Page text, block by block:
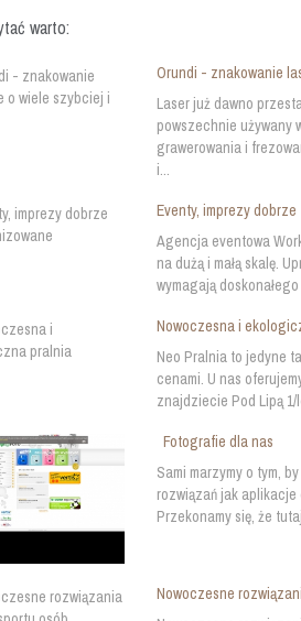
warto:
Orundi - znakowanie
Laser już dawno
powszechnie używany
grawerowania i
i...
Eventy, imprezy
Agencja eventowa
na dużą i małą skalę.
wymagają
Nowoczesna i
Neo Pralnia to jedyne
cenami. U nas
znajdziecie Pod Lipą
Fotografie dla nas
Sami marzymy o tym,
rozwiązań jak
Przekonamy się, że
Nowoczesne